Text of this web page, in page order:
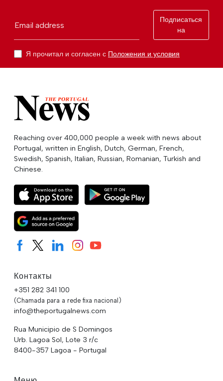
Email address
Подписаться
на
Я прочитал и согласен с Положения и условия
Reaching over 400,000 people a week with news about
Portugal, written in English, Dutch, German, French,
Swedish, Spanish, Italian, Russian, Romanian, Turkish and
Chinese.
Контакты
+351 282 341 100
(Chamada para a rede fixa nacional)
info@theportugalnews.com
Rua Municipio de S Domingos
Urb. Lagoa Sol, Lote 3 r/c
8400-357 Lagoa - Portugal